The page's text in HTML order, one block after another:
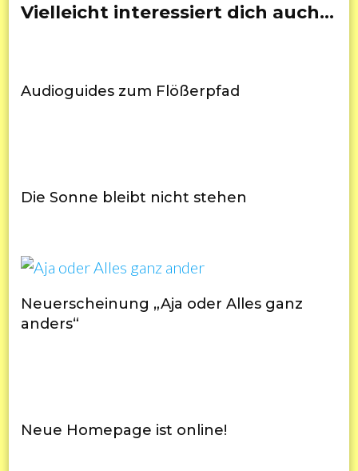
Vielleicht interessiert dich auch…
Audioguides zum Flößerpfad
Die Sonne bleibt nicht stehen
Neuerscheinung „Aja oder Alles ganz
anders“
Neue Homepage ist online!